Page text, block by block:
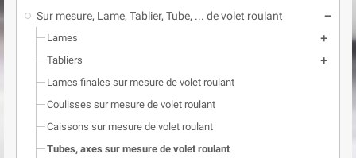
Sur mesure, Lame, Tablier, Tube, ... de volet roulant remove
Lames add
Tabliers add
Lames finales sur mesure de volet roulant
Coulisses sur mesure de volet roulant
Caissons sur mesure de volet roulant
Tubes, axes sur mesure de volet roulant